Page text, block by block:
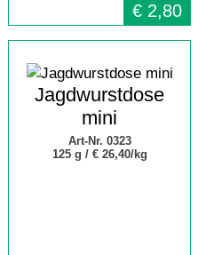
€ 2,80
Jagdwurstdose
mini
Art-Nr. 0323
125 g / € 26,40/kg